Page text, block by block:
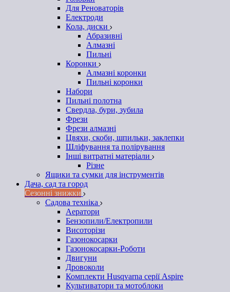
Для Реноваторів
Електроди
Кола, диски
Абразивні
Алмазні
Пильні
Коронки
Алмазні коронки
Пильні коронки
Набори
Пильні полотна
Свердла, бури, зубила
Фрези
Фрези алмазні
Цвяхи, скоби, шпильки, заклепки
Шліфування та полірування
Інші витратні матеріали
Різне
Ящики та сумки для інструментів
Дача, сад та город
Сезонні знижки
Садова техніка
Аератори
Бензопили/Електропили
Висоторізи
Газонокосарки
Газонокосарки-Роботи
Двигуни
Дровоколи
Комплекти Husqvarna серії Aspire
Культиватори та мотоблоки